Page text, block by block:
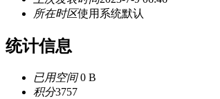
所在时区使用系统默认
统计信息
已用空间0 B
积分3757